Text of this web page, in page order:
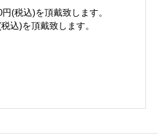
円(税込)を頂戴致します。
込)を頂戴致します。